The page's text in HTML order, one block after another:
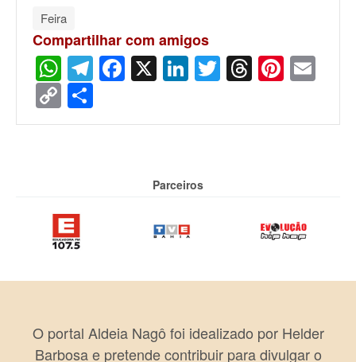
Feira
Compartilhar com amigos
WhatsApp
Telegram
Facebook
X LinkedIn
Twitter
Threads
Copy
Link
Parceiros
O portal Aldeia Nagô foi idealizado por Helder
Barbosa e pretende contribuir para divulgar o